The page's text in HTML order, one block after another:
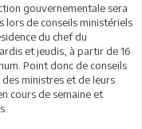
gouvernementale sera
lors de conseils ministériels
du chef du
et jeudis, à partir de 16
Point donc de conseils
ministres et de leurs
cours de semaine et